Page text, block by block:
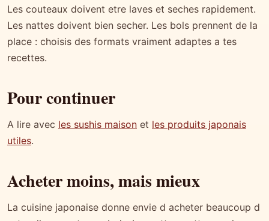
Les couteaux doivent etre laves et seches rapidement.
Les nattes doivent bien secher. Les bols prennent de la
place : choisis des formats vraiment adaptes a tes
recettes.
Pour continuer
A lire avec les sushis maison et les produits japonais
utiles.
Acheter moins, mais mieux
La cuisine japonaise donne envie d acheter beaucoup d